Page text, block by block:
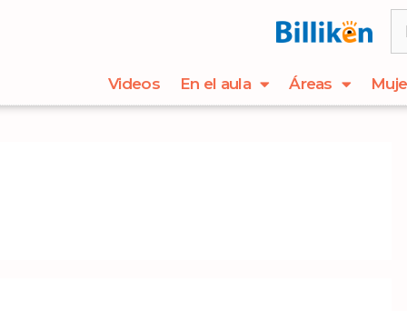
Videos En el aula Áreas